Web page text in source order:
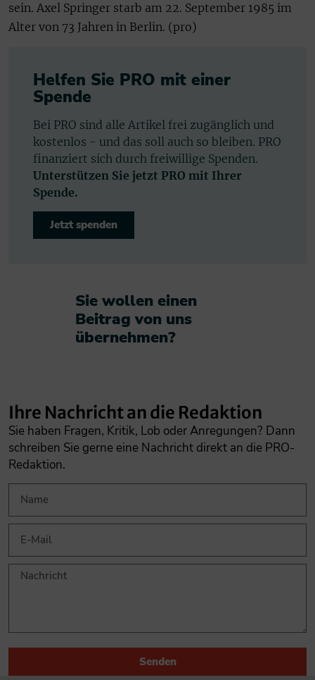
sein. Axel Springer starb am 22. September 1985 im
Alter von 73 Jahren in Berlin. (pro)
Helfen Sie PRO mit einer
Spende
Bei PRO sind alle Artikel frei zugänglich und
kostenlos - und das soll auch so bleiben. PRO
finanziert sich durch freiwillige Spenden.
Unterstützen Sie jetzt PRO mit Ihrer
Spende.
Jetzt spenden
Sie wollen einen
Beitrag von uns
übernehmen?​
Ihre Nachricht an die Redaktion
Sie haben Fragen, Kritik, Lob oder Anregungen? Dann
schreiben Sie gerne eine Nachricht direkt an die PRO-
Redaktion.
Senden